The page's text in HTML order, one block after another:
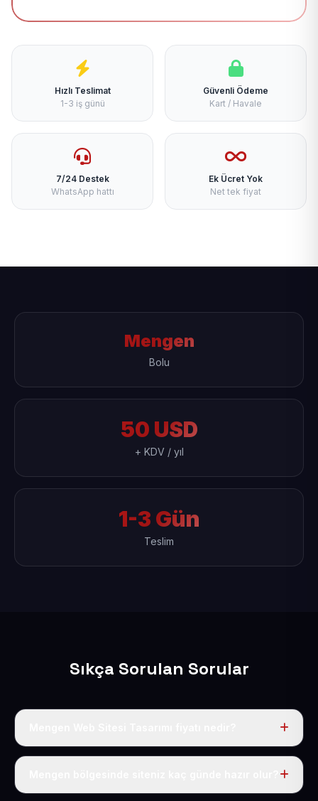
Hızlı Teslimat
1-3 iş günü
Güvenli Ödeme
Kart / Havale
7/24 Destek
WhatsApp hattı
Ek Ücret Yok
Net tek fiyat
Mengen
Bolu
50 USD
+ KDV / yıl
1-3 Gün
Teslim
Sıkça Sorulan Sorular
Tek fiyat uygulanır: yıllık 50 USD + KDV. Bu bedele alan